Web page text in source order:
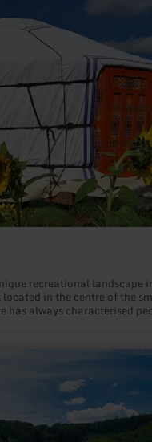
recreational landscape
in the centre of the
always characterised